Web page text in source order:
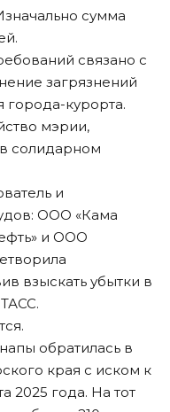
сумма
связано с
загрязнений
курорта.
мэрии,
солидарном
и
ООО «Кама
и ООО
взыскать убытки в
ТАСС.
обратилась в
края с иском к
2025 года. На тот